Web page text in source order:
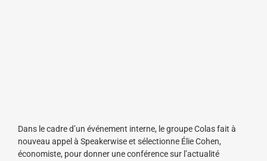
Dans le cadre d’un événement interne, le groupe Colas fait à
nouveau appel à Speakerwise et sélectionne Élie Cohen,
économiste, pour donner une conférence sur l’actualité